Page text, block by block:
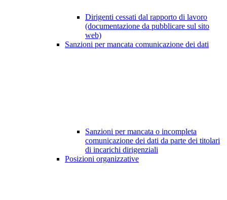
Dirigenti cessati dal rapporto di lavoro
(documentazione da pubblicare sul sito
web)
Sanzioni per mancata comunicazione dei dati
Sanzioni per mancata o incompleta
comunicazione dei dati da parte dei titolari
di incarichi dirigenziali
Posizioni organizzative